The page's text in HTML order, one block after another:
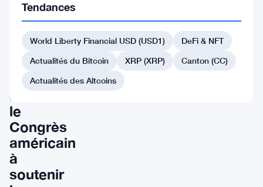
DU BITCOIN
acteurs
Bitcoin
exhortent
le
Congrès
américain
à
soutenir
Tendances
World Liberty Financial USD (USD1)
DeFi & NFT
Actualités du Bitcoin
XRP (XRP)
Canton (CC)
Actualités des Altcoins